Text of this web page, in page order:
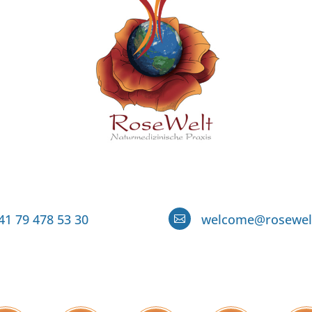
79 478 53 30 